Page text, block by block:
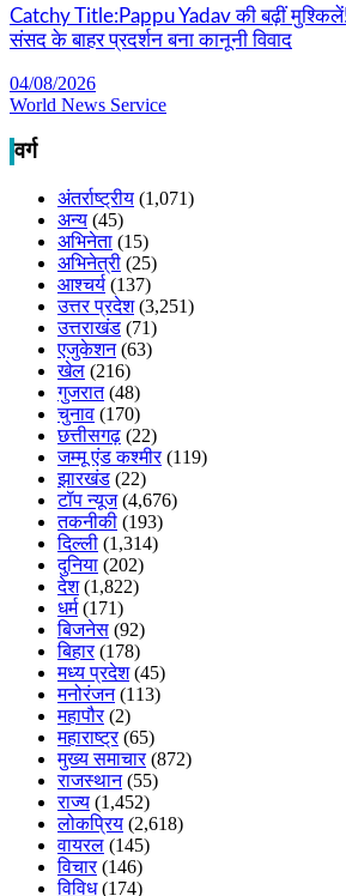
Catchy Title:Pappu Yadav की बढ़ीं मुश्किलें!
संसद के बाहर प्रदर्शन बना कानूनी विवाद
04/08/2026
World News Service
वर्ग
अंतर्राष्ट्रीय (1,071)
अन्य (45)
अभिनेता (15)
अभिनेत्री (25)
आश्चर्य (137)
उत्तर प्रदेश(3,251)
उत्तराखंड (71)
एजुकेशन(63)
खेल (216)
गुजरात(48)
चुनाव (170)
छत्तीसगढ़ (22)
जम्मू एंड कश्मीर(119)
झारखंड (22)
टॉप न्यूज(4,676)
तकनीकी (193)
दिल्ली (1,314)
दुनिया (202)
देश(1,822)
धर्म(171)
बिजनेस (92)
बिहार(178)
मध्य प्रदेश(45)
मनोरंजन(113)
महापौर(2)
महाराष्ट्र(65)
मुख्य समाचार(872)
राजस्थान(55)
राज्य (1,452)
लोकप्रिय (2,618)
वायरल (145)
विचार(146)
विविध(174)